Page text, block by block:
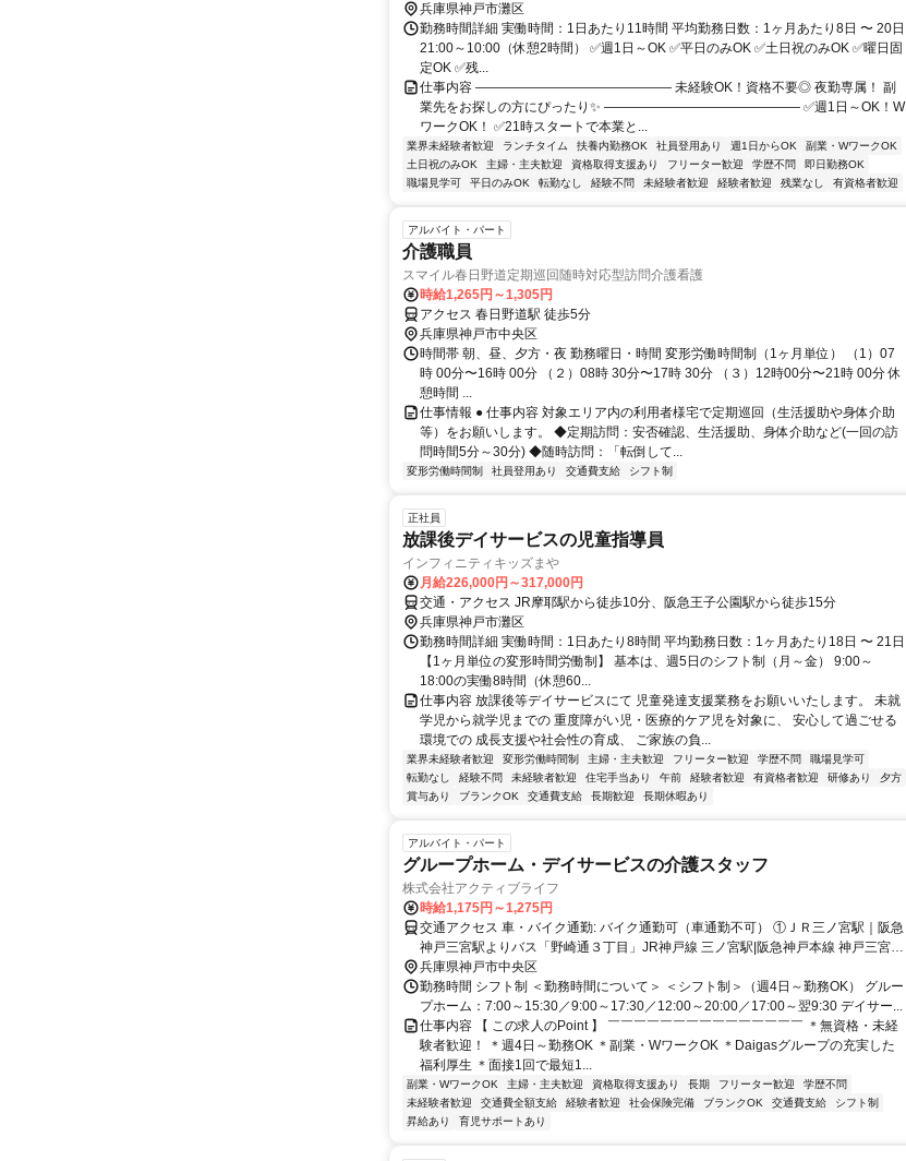
兵庫県神戸市灘区
勤務時間詳細 実働時間：1日あたり11時間 平均勤務日数：1ヶ月あたり8日 〜 20日
21:00～10:00（休憩2時間） ✅週1日～OK ✅平日のみOK ✅土日祝のみOK ✅曜日固
定OK ✅残...
仕事内容 ――――――――――――――― 未経験OK！資格不要◎ 夜勤専属！ 副
業先をお探しの方にぴったり✨ ――――――――――――――― ✅週1日～OK！W
ワークOK！ ✅21時スタートで本業と...
業界未経験者歓迎 ランチタイム 扶養内勤務OK 社員登用あり 週1日からOK
副業・WワークOK
土日祝のみOK
主婦・主夫歓迎 資格取得支援あり フリーター歓迎 学歴不問
即日勤務OK
職場見学可
平日のみOK 転勤なし 経験不問 未経験者歓迎 経験者歓迎 残業なし 有資格者歓迎
アルバイト・パート
介護職員
スマイル春日野道定期巡回随時対応型訪問介護看護
時給1,265円～1,305円
アクセス 春日野道駅 徒歩5分
兵庫県神戸市中央区
時間帯 朝、昼、夕方・夜 勤務曜日・時間 変形労働時間制（1ヶ月単位） （1）07
時 00分〜16時 00分 （２）08時 30分〜17時 30分 （３）12時00分〜21時 00分 休
憩時間 ...
仕事情報 ● 仕事内容 対象エリア内の利用者様宅で定期巡回（生活援助や身体介助
等）をお願いします。 ◆定期訪問：安否確認、生活援助、身体介助など(一回の訪
問時間5分～30分) ◆随時訪問：「転倒して...
変形労働時間制 社員登用あり 交通費支給 シフト制
正社員
放課後デイサービスの児童指導員
インフィニティキッズまや
月給226,000円～317,000円
交通・アクセス JR摩耶駅から徒歩10分、阪急王子公園駅から徒歩15分
兵庫県神戸市灘区
勤務時間詳細 実働時間：1日あたり8時間 平均勤務日数：1ヶ月あたり18日 〜 21日
【1ヶ月単位の変形時間労働制】 基本は、週5日のシフト制（月～金） 9:00～
18:00の実働8時間（休憩60...
仕事内容 放課後等デイサービスにて 児童発達支援業務をお願いいたします。 未就
学児から就学児までの 重度障がい児・医療的ケア児を対象に、 安心して過ごせる
環境での 成長支援や社会性の育成、 ご家族の負...
業界未経験者歓迎 変形労働時間制 主婦・主夫歓迎 フリーター歓迎 学歴不問
職場見学可
転勤なし
経験不問 未経験者歓迎 住宅手当あり 午前 経験者歓迎 有資格者歓迎 研修あり
夕方
賞与あり
ブランクOK 交通費支給 長期歓迎 長期休暇あり
アルバイト・パート
グループホーム・デイサービスの介護スタッフ
株式会社アクティブライフ
時給1,175円～1,275円
交通アクセス 車・バイク通勤: バイク通勤可（車通勤不可） ①ＪＲ三ノ宮駅｜阪急
神戸三宮駅よりバス「野崎通３丁目」JR神戸線 三ノ宮駅|阪急神戸本線 神戸三宮駅
よりバス「野崎通3丁目」下車徒歩4分 ②阪急神戸線六甲駅よりバス「籠池通3丁
目」下車徒歩2分
兵庫県神戸市中央区
勤務時間 シフト制 ＜勤務時間について＞ ＜シフト制＞（週4日～勤務OK） グルー
プホーム：7:00～15:30／9:00～17:30／12:00～20:00／17:00～翌9:30 デイサー...
仕事内容 【 この求人のPoint 】 ￣￣￣￣￣￣￣￣￣￣￣￣￣￣￣ ＊無資格・未経
験者歓迎！ ＊週4日～勤務OK ＊副業・WワークOK ＊Daigasグループの充実した
福利厚生 ＊面接1回で最短1...
副業・WワークOK 主婦・主夫歓迎 資格取得支援あり 長期 フリーター歓迎
学歴不問
未経験者歓迎
交通費全額支給 経験者歓迎 社会保険完備 ブランクOK 交通費支給
シフト制
昇給あり
育児サポートあり